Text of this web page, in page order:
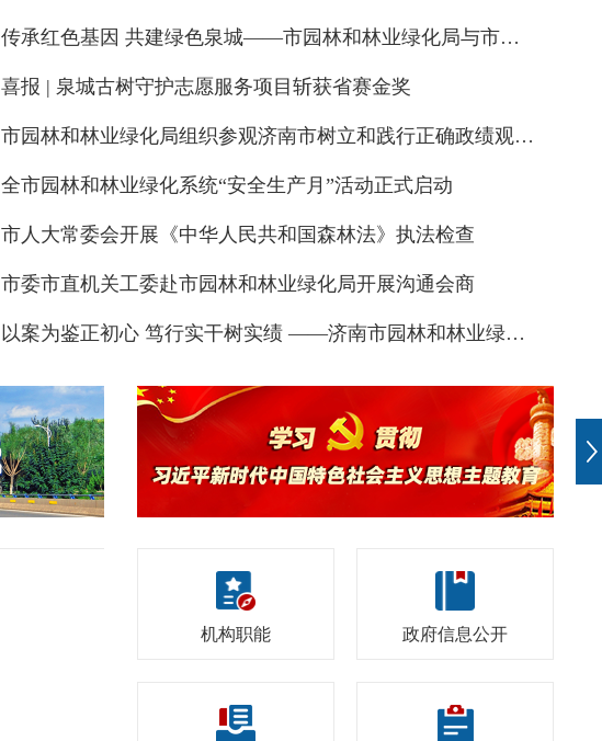
艾香盈门，手作传情 ｜ 泉民园艺中心端午活动精彩纷呈
传承红色基因 共建绿色泉城——市园林和林业绿化局与市委市直机关工委联合开展庆祝建党105周年主题党日活动
喜报 | 泉城古树守护志愿服务项目斩获省赛金奖
市园林和林业绿化局组织参观济南市树立和践行正确政绩观学习教育专题展
全市园林和林业绿化系统“安全生产月”活动正式启动
市人大常委会开展《中华人民共和国森林法》执法检查
市委市直机关工委赴市园林和林业绿化局开展沟通会商
以案为鉴正初心 笃行实干树实绩 ——济南市园林和林业绿化局召开树立和践行正确政绩观学习教育大会
机构职能 政府信息公开